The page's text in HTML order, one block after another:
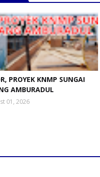
PROYEK KNMP SUNGAI
AMBURADUL
01, 2026